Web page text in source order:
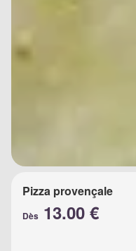
Pizza provençale
Dès 13.00 €